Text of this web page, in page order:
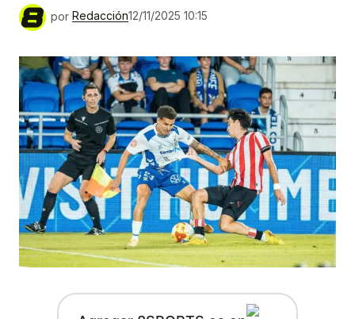
por Redacción12/11/2025 10:15